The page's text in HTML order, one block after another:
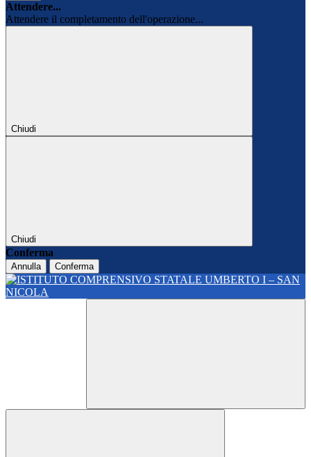
Attendere...
Attendere il completamento dell'operazione...
Chiudi
Chiudi
Conferma
Annulla Conferma